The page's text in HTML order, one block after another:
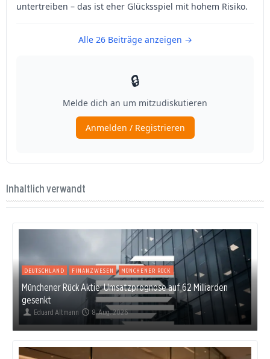
Inhaltlich verwandt
DEUTSCHLAND FINANZWESEN MÜNCHENER RÜCK
Münchener Rück Aktie: Umsatzprognose auf 62 Milliarden
gesenkt
Eduard Altmann 8. Aug. 2026